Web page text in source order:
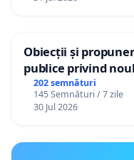
Obiecții și
publice privind
(PUG) Ialoveni
202 semnături
145 Semnături / 7 zile
30 Jul 2026